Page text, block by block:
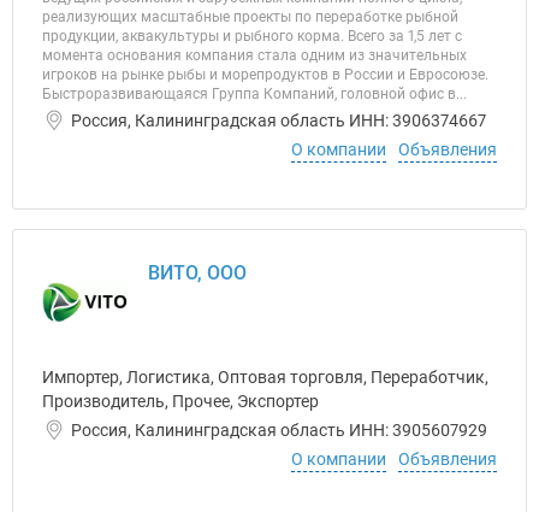
реализующих масштабные проекты по переработке рыбной
продукции, аквакультуры и рыбного корма. Всего за 1,5 лет с
момента основания компания стала одним из значительных
игроков на рынке рыбы и морепродуктов в России и Евросоюзе.
Быстроразвивающаяся Группа Компаний, головной офис в...
Россия, Калининградская область ИНН: 3906374667
О компании
Объявления
ВИТО, ООО
Импортер, Логистика, Оптовая торговля, Переработчик,
Производитель, Прочее, Экспортер
Россия, Калининградская область ИНН: 3905607929
О компании
Объявления